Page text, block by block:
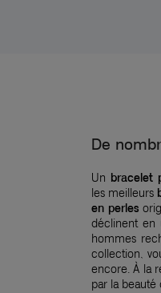
De
Un bracelet
les meilleurs
en perles
déclinent en
hommes
collection,
encore. À la
par la beauté